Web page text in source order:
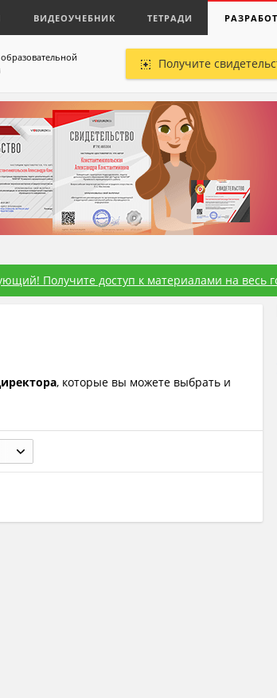
ВИДЕОУЧЕБНИК ТЕТРАДИ
Получите
Получите доступ к материалами на весь
, которые вы можете выбрать и